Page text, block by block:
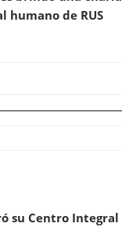
humano de RUS
su Centro Integral